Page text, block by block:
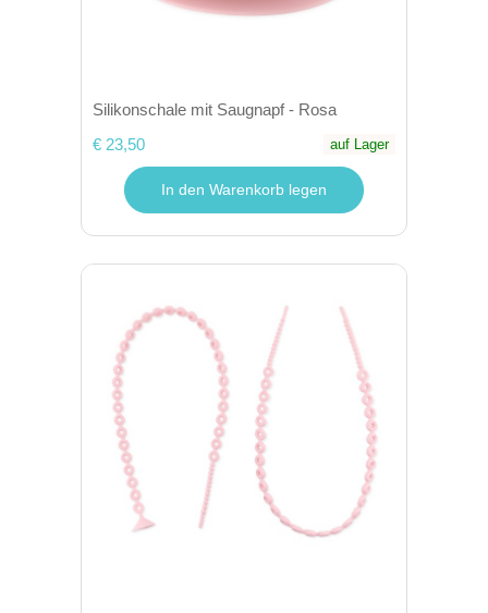
Silikonschale mit Saugnapf - Rosa
€ 23,50
auf Lager
In den Warenkorb legen